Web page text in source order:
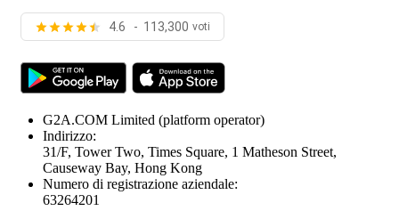
4.6 - 113,300 voti
G2A.COM Limited (platform operator)
Indirizzo:
31/F, Tower Two, Times Square, 1 Matheson Street,
Causeway Bay, Hong Kong
Numero di registrazione aziendale:
63264201